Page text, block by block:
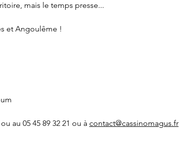
mais le temps presse...
et Angoulême !
ou au 05 45 89 32 21 ou à contact@cassinomagus.fr